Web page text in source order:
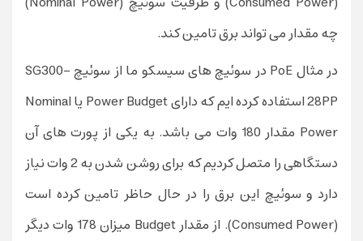
چه مقدار می تواند برق تامین کند.
در مثال PoE در سوئیچ های سیسکو ما از سوئیچ
SG300-
28PP
استفاده کرده ایم که دارای Power Budget یا Nominal
Power مقدار 180 وات می باشد. به یکی از پورت های آن
دستگاهی را متصل کردیم که برای روشن شدن به 2 وات نیاز
دارد و سوئیچ این برق را در حال حاظر تامین کرده است
(Consumed Power). از مقدار Budget میزان 178 وات دیگر